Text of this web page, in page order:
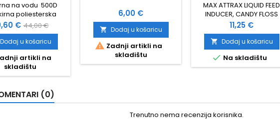
na vodu 500D
poliesterska
Veliki vanjski
zip zatvarači
izolirani glavni
Odvojivi
remen
45 x 24 x 23 cm
€ Standardna
cijena
44,00 €
Dodaj u košaricu
artikli na
skladištu
Cijena
6,00 €
 Dodaj u košaricu
 Zadnji artikli na
skladištu
MAX ATTRAX LIQUID FEED
INDUCER, CANDY FLOSS
SOLAR, 200 ML
Cijena
11,25 €
 Dodaj u košaricu
 Na skladištu
(0)
Trenutno nema recenzija korisnika.